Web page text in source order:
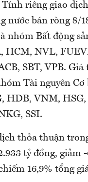
Tính riêng giao
nước bán ròng 8/
nhóm Bất động
HCM, NVL,
SBT, VPB.
Tài nguyên Cơ
HDB, VNM, HSG,
SSI.
thỏa thuận
tỷ đồng, giảm
16,9% tổng